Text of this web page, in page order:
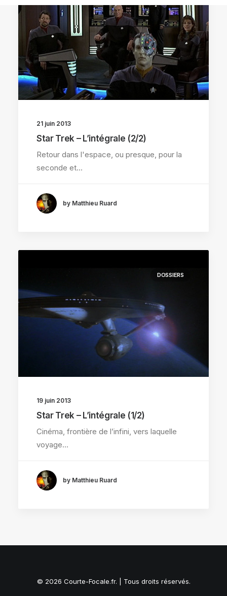
21 juin 2013
Star Trek – L’intégrale (2/2)
Retour dans l'espace, ou presque, pour la
seconde et…
by Matthieu Ruard
DOSSIERS
19 juin 2013
Star Trek – L’intégrale (1/2)
Cinéma, frontière de l’infini, vers laquelle
voyage…
by Matthieu Ruard
© 2026 Courte-Focale.fr. | Tous droits réservés.